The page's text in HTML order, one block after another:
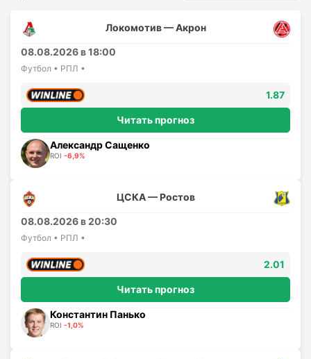
Локомотив — Акрон
08.08.2026 в 18:00
Футбол • РПЛ •
1.87
Читать прогноз
Александр Сащенко
ROI -6,9%
ЦСКА — Ростов
08.08.2026 в 20:30
Футбол • РПЛ •
2.01
Читать прогноз
Константин Панько
ROI -1,0%